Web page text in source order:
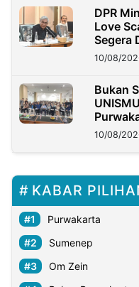
DPR
Love
Segera
10/08/
Bukan
10/08/
KABAR
Purwakarta
Sumenep
Om Zein